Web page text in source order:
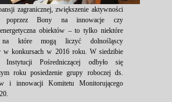
zagranicznej, zwiększenie aktywności
poprzez Bony na innowacje czy
obiektów – to tylko niektóre
na które mogą liczyć dolnośląscy
w konkursach w 2016 roku. W siedzibie
Instytucji Pośredniczącej odbyło się
roku posiedzenie grupy roboczej ds.
i innowacji Komitetu Monitorującego